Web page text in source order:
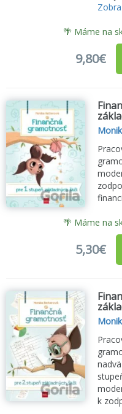
🌴 Máme na
9,80€
🌴 Máme na
5,30€
k